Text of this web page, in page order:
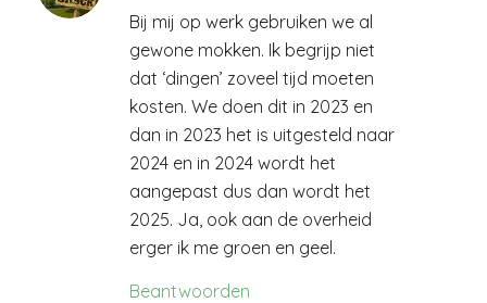
Bij mij op werk gebruiken we al
gewone mokken. Ik begrijp niet
dat ‘dingen’ zoveel tijd moeten
kosten. We doen dit in 2023 en
dan in 2023 het is uitgesteld naar
2024 en in 2024 wordt het
aangepast dus dan wordt het
2025. Ja, ook aan de overheid
erger ik me groen en geel.
Beantwoorden